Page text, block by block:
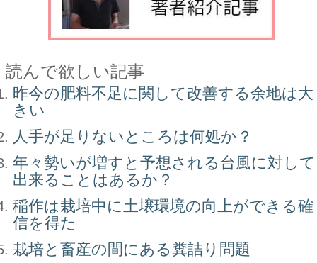
読んで欲しい記事
昨今の肥料不足に関して改善する余地は大
きい
人手が足りないところは何処か？
年々勢いが増すと予想される台風に対して
出来ることはあるか？
稲作は栽培中に土壌環境の向上ができる確
信を得た
栽培と畜産の間にある糞詰り問題